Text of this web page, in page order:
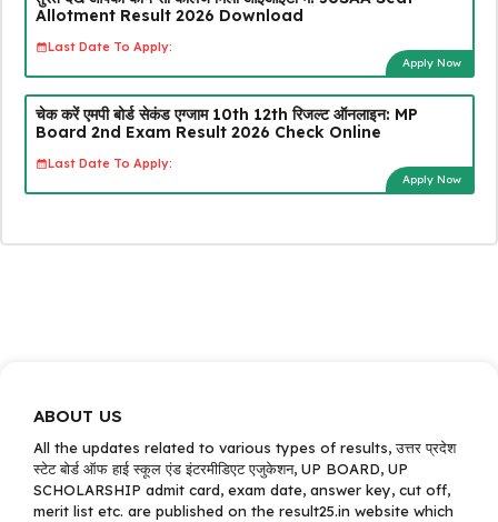
Allotment Result 2026 Download
Last Date To Apply:
Apply Now
चेक करें एमपी बोर्ड सेकंड एग्जाम 10th 12th रिजल्ट ऑनलाइन: MP
Board 2nd Exam Result 2026 Check Online
Last Date To Apply:
Apply Now
ABOUT US
All the updates related to various types of results, उत्तर प्रदेश
स्टेट बोर्ड ऑफ हाई स्कूल एंड इंटरमीडिएट एजुकेशन, UP BOARD, UP
SCHOLARSHIP admit card, exam date, answer key, cut off,
merit list etc. are published on the result25.in website which